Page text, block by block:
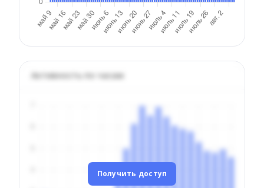
Активность по часам
Получить доступ